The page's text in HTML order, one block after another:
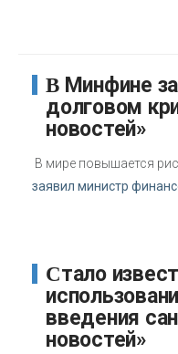
В Минфине заговорили о
долговом
новостей»
В мире повышается
заявил министр
Стало известно об ограничениях
введения
новостей»